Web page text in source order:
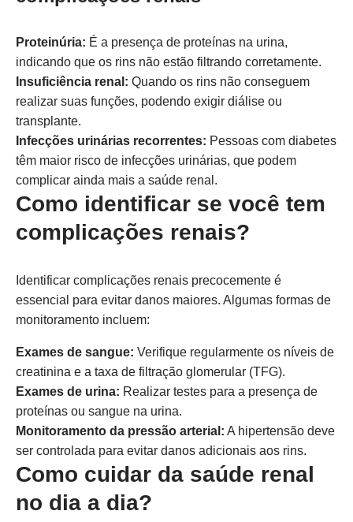
Proteinúria: É a presença de proteínas na urina,
indicando que os rins não estão filtrando corretamente.
Insuficiência renal: Quando os rins não conseguem
realizar suas funções, podendo exigir diálise ou
transplante.
Infecções urinárias recorrentes: Pessoas com diabetes
têm maior risco de infecções urinárias, que podem
complicar ainda mais a saúde renal.
Como identificar se você tem
complicações renais?
Identificar complicações renais precocemente é
essencial para evitar danos maiores. Algumas formas de
monitoramento incluem:
Exames de sangue: Verifique regularmente os níveis de
creatinina e a taxa de filtração glomerular (TFG).
Exames de urina: Realizar testes para a presença de
proteínas ou sangue na urina.
Monitoramento da pressão arterial: A hipertensão deve
ser controlada para evitar danos adicionais aos rins.
Como cuidar da saúde renal
no dia a dia?